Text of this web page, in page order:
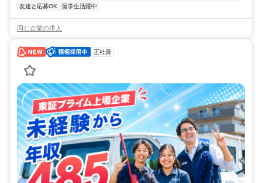
友達と応募OK
留学生活躍中
同じ企業の求人
正社員